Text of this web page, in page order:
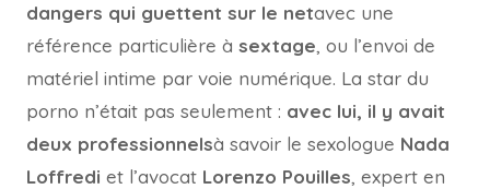
dangers qui guettent sur le netavec une
référence particulière à sextage, ou l’envoi de
matériel intime par voie numérique. La star du
porno n’était pas seulement : avec lui, il y avait
deux professionnelsà savoir le sexologue Nada
Loffredi et l’avocat Lorenzo Pouilles, expert en